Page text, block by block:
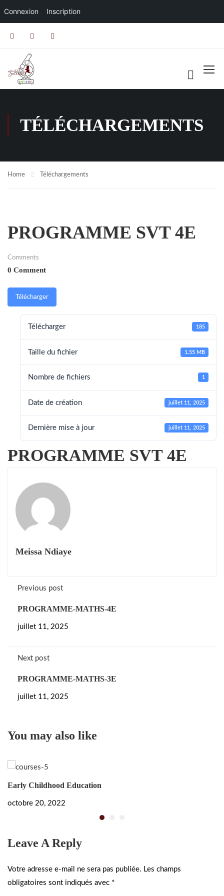
Connexion Inscription
TÉLÉCHARGEMENTS
Home Téléchargements
PROGRAMME SVT 4E
Comments
0 Comment
Télécharger
Télécharger 185
Taille du fichier 1.55 MB
Nombre de fichiers 1
Date de création juillet 11, 2025
Dernière mise à jour juillet 11, 2025
PROGRAMME SVT 4E
Meissa Ndiaye
Previous post
PROGRAMME-MATHS-4E
juillet 11, 2025
Next post
PROGRAMME-MATHS-3E
juillet 11, 2025
You may also like
Early Childhood Education
octobre 20, 2022
Leave A Reply
Votre adresse e-mail ne sera pas publiée. Les champs
obligatoires sont indiqués avec *